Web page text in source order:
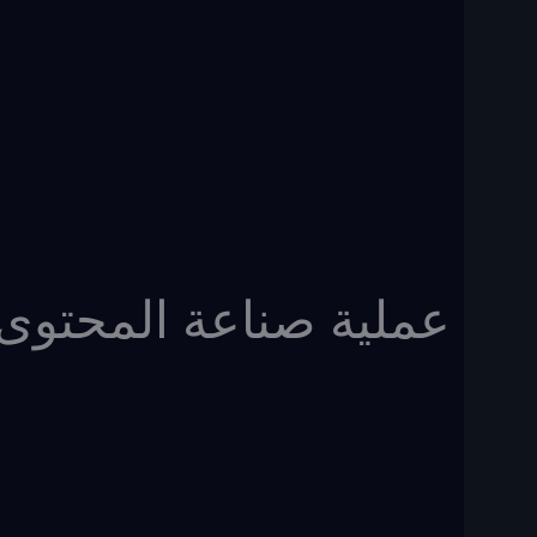
عملية صناعة المحتوى